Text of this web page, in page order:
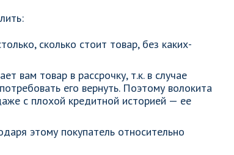
сколько стоит товар, без каких-
вам товар в рассрочку, т.к. в случае
его вернуть. Поэтому волокита
с плохой кредитной историей — ее
этому покупатель относительно